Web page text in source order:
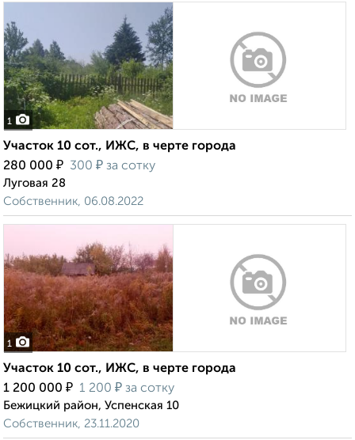
1
Участок 10 сот., ИЖС, в черте города
280 000 ₽ 300 ₽ за сотку
Луговая 28
Собственник, 06.08.2022
1
Участок 10 сот., ИЖС, в черте города
1 200 000 ₽ 1 200 ₽ за сотку
Бежицкий район, Успенская 10
Собственник, 23.11.2020